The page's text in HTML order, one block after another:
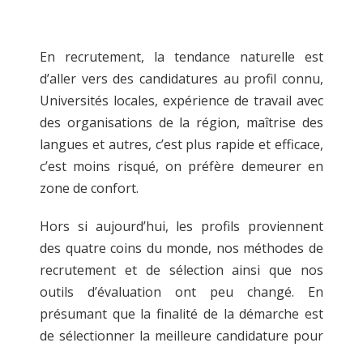
En recrutement, la tendance naturelle est
d’aller vers des candidatures au profil connu,
Universités locales, expérience de travail avec
des organisations de la région, maîtrise des
langues et autres, c’est plus rapide et efficace,
c’est moins risqué, on préfère demeurer en
zone de confort.
Hors si aujourd’hui, les profils proviennent
des quatre coins du monde, nos méthodes de
recrutement et de sélection ainsi que nos
outils d’évaluation ont peu changé. En
présumant que la finalité de la démarche est
de sélectionner la meilleure candidature pour